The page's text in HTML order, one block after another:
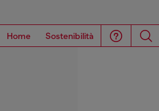
Home Sostenibilità